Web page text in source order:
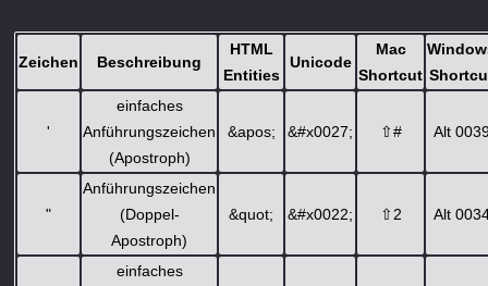
Zeichen Beschreibung
HTML
Entities
Unicode
Mac
Shortcut
'
einfaches
Anführungszeichen
(Apostroph)
&apos; &#x0027; ⇧# Alt
"
Anführungszeichen
(Doppel-
Apostroph)
&quot; &#x0022; ⇧ 2 Alt
einfaches